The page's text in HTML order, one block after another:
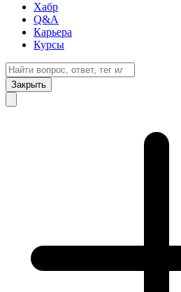
Хабр
Q&A
Карьера
Курсы
Закрыть